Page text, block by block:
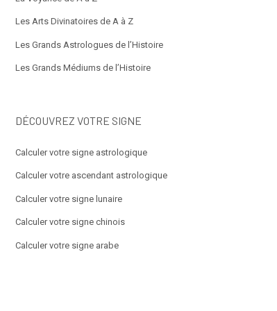
Les Arts Divinatoires de A à Z
Les Grands Astrologues de l’Histoire
Les Grands Médiums de l’Histoire
DÉCOUVREZ VOTRE SIGNE
Calculer votre signe astrologique
Calculer votre ascendant astrologique
Calculer votre signe lunaire
Calculer votre signe chinois
Calculer votre signe arabe